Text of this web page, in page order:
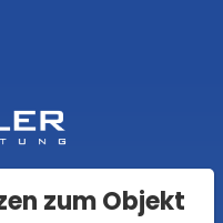
zum Objekt